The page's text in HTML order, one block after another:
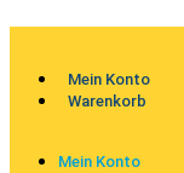
Mein Konto
Warenkorb
Mein Konto